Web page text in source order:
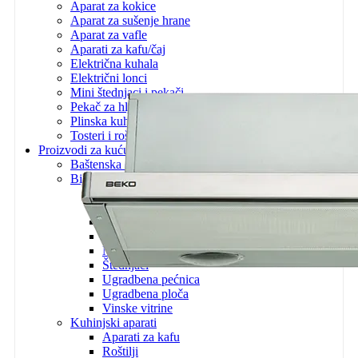
Aparat za kokice
Aparat za sušenje hrane
Aparat za vafle
Aparati za kafu/čaj
Električna kuhala
Električni lonci
Mini štednjaci i pekači
Pekač za hljeb
Plinska kuhala
Tosteri i roštilji
Proizvodi za kuću
Baštenska oprema
Bijela tehnika
Bojleri
Frižideri/ Zamrzivači/ Vitrine
Mašina za pranje suđa
Mikrovalne pećnice
Nape
Štednjaci
Ugradbena pećnica
Ugradbena ploča
Vinske vitrine
Kuhinjski aparati
Aparati za kafu
Roštilji